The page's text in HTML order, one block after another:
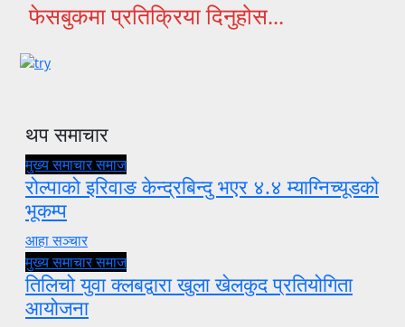
फेसबुकमा प्रतिक्रिया दिनुहोस...
थप समाचार
मुख्य समाचारसमाज
रोल्पाको इरिवाङ केन्द्रबिन्दु भएर ४.४ म्याग्निच्यूडको
भूकम्प
आहा सञ्चार
मुख्य समाचारसमाज
तिलिचो युवा क्लबद्वारा खुला खेलकुद प्रतियोगिता
आयोजना